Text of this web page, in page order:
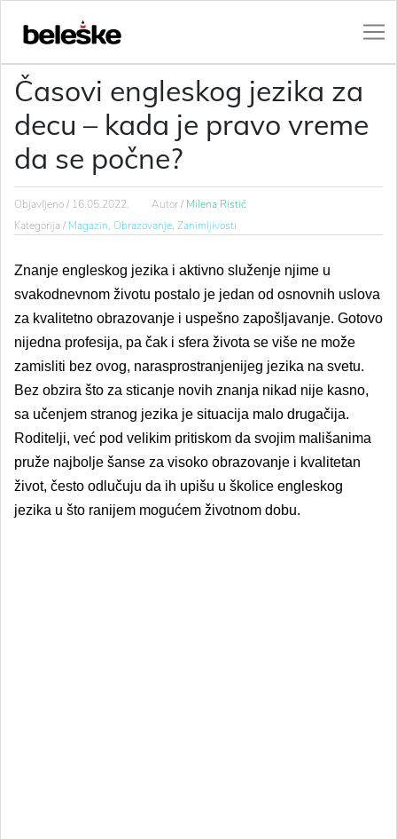
Časovi engleskog jezika za
decu – kada je pravo vreme
da se počne?
Objavljeno / 16.05.2022. Autor / Milena Ristić
Kategorija / Magazin, Obrazovanje, Zanimljivosti
Znanje engleskog jezika i aktivno služenje njime u
svakodnevnom životu postalo je jedan od osnovnih uslova
za kvalitetno obrazovanje i uspešno zapošljavanje. Gotovo
nijedna profesija, pa čak i sfera života se više ne može
zamisliti bez ovog, narasprostranjenijeg jezika na svetu.
Bez obzira što za sticanje novih znanja nikad nije kasno,
sa učenjem stranog jezika je situacija malo drugačija.
Roditelji, već pod velikim pritiskom da svojim mališanima
pruže najbolje šanse za visoko obrazovanje i kvalitetan
život, često odlučuju da ih upišu u školice engleskog
jezika u što ranijem mogućem životnom dobu.